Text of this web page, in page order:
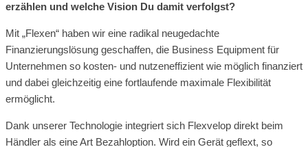
erzählen und welche Vision Du damit verfolgst?
Mit „Flexen“ haben wir eine radikal neugedachte
Finanzierungslösung geschaffen, die Business Equipment für
Unternehmen so kosten- und nutzeneffizient wie möglich finanziert
und dabei gleichzeitig eine fortlaufende maximale Flexibilität
ermöglicht.
Dank unserer Technologie integriert sich Flexvelop direkt beim
Händler als eine Art Bezahloption. Wird ein Gerät geflext, so